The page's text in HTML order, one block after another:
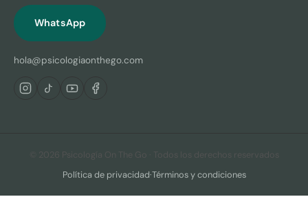
WhatsApp
hola@psicologiaonthego.com
© 2026 Psicología On The Go · Todos los derechos reservados
Política de privacidad·Términos y condiciones